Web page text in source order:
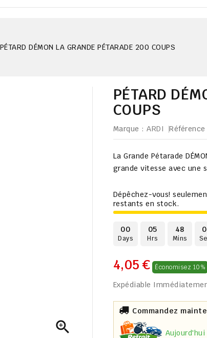
PÉTARD DÉMON LA GRANDE PÉTARADE 200 COUPS

PÉTARD
COUPS
Marque : ARDI Référence
La Grande Pétarade
grande vitesse avec une
Dépêchez-vous!
restants en stock.
00
Days
05
Hrs
48
Mins
4,05 € Économisez 10%
Expédiable
Commandez
aujourd'hui